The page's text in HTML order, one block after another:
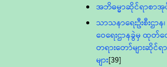
အဘိဓမ္မာဆိုင်ရာစာအုပ်
သာသနာရေးဦးစီးဌာ
ဝေရေးဌာနခွဲမှ ထုတ်ဝ
တရားတော်များဆိုင်ရ
များ[39]